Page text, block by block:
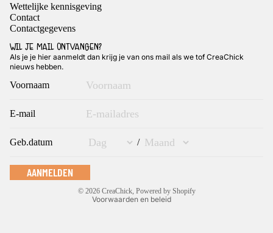
Wettelijke kennisgeving
Contact
Contactgegevens
WIL JE MAIL ONTVANGEN?
Als je je hier aanmeldt dan krijg je van ons mail als we tof CreaChick
nieuws hebben.
Voornaam
E-mail
Geb.datum /
AANMELDEN
© 2026 CreaChick, Powered by Shopify
Voorwaarden en beleid
Terugbetalingsbeleid
Verzendbeleid
Wettelijke kennisgeving